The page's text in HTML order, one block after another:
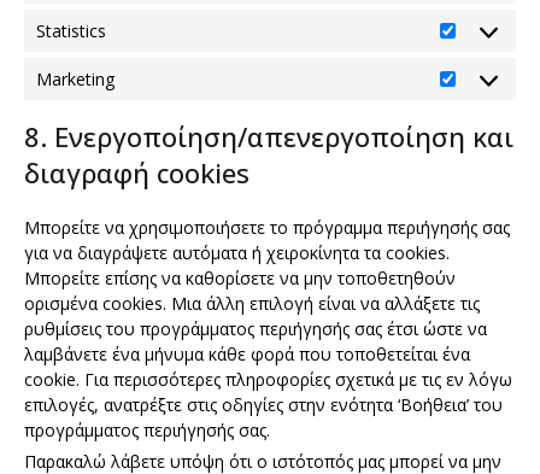
Statistics
Statistics
Marketing
Marketing
8. Ενεργοποίηση/απενεργοποίηση και
διαγραφή cookies
Μπορείτε να χρησιμοποιήσετε το πρόγραμμα περιήγησής σας
για να διαγράψετε αυτόματα ή χειροκίνητα τα cookies.
Μπορείτε επίσης να καθορίσετε να μην τοποθετηθούν
ορισμένα cookies. Μια άλλη επιλογή είναι να αλλάξετε τις
ρυθμίσεις του προγράμματος περιήγησής σας έτσι ώστε να
λαμβάνετε ένα μήνυμα κάθε φορά που τοποθετείται ένα
cookie. Για περισσότερες πληροφορίες σχετικά με τις εν λόγω
επιλογές, ανατρέξτε στις οδηγίες στην ενότητα ‘Βοήθεια’ του
προγράμματος περιήγησής σας.
Παρακαλώ λάβετε υπόψη ότι ο ιστότοπός μας μπορεί να μην